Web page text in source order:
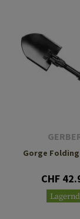
Gorge
CHF
Lagernd